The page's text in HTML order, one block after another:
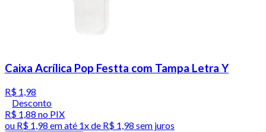
Caixa Acrílica Pop Festta com Tampa Letra Y
R$ 1,98
Desconto
R$ 1,88 no PIX
ou R$ 1,98 em até 1x de R$ 1,98 sem juros